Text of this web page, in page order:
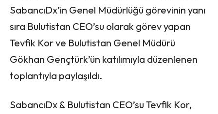
SabancıDx’in Genel Müdürlüğü görevinin yanı
sıra Bulutistan CEO’su olarak görev yapan
Tevfik Kor ve Bulutistan Genel Müdürü
Gökhan Gençtürk’ün katılımıyla düzenlenen
toplantıyla paylaşıldı.
SabancıDx & Bulutistan CEO’su Tevfik Kor,